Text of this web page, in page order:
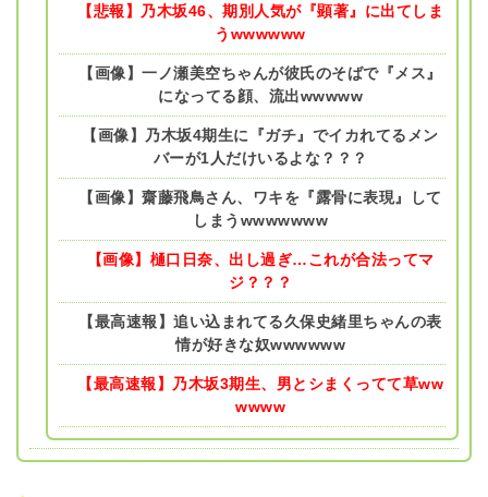
【悲報】乃木坂46、期別人気が『顕著』に出てしま
うwwwwww
【画像】一ノ瀬美空ちゃんが彼氏のそばで『メス』
になってる顔、流出wwwww
【画像】乃木坂4期生に『ガチ』でイカれてるメン
バーが1人だけいるよな？？？
【画像】齋藤飛鳥さん、ワキを『露骨に表現』して
しまうwwwwwww
【画像】樋口日奈、出し過ぎ…これが合法ってマ
ジ？？？
【最高速報】追い込まれてる久保史緒里ちゃんの表
情が好きな奴wwwwww
【最高速報】乃木坂3期生、男とシまくってて草ww
wwww